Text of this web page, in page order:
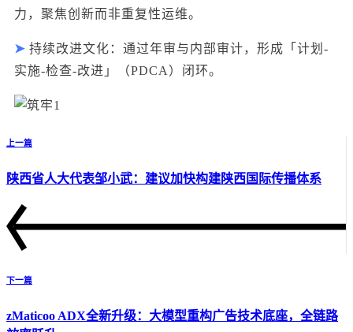
力，聚焦创新而非重复性运维。
➤ 持续改进文化：通过年审与内部审计，形成「计划-
实施-检查-改进」（PDCA）闭环。
上一篇
陕西省人大代表邹小武：建议加快构建陕西国际传播体系
下一篇
zMaticoo ADX全新升级：大模型重构广告技术底座，全链路